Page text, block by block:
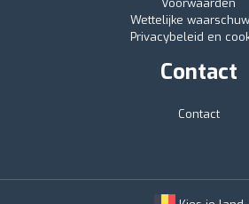
Voorwaarden
Wettelijke
Privacybeleid en
Contact
Contact